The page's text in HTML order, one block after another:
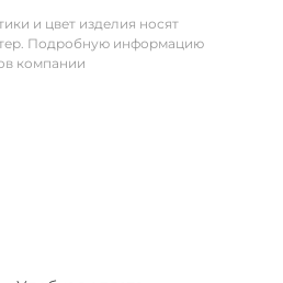
и цвет изделия носят
Подробную информацию
компании